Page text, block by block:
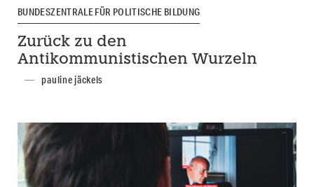
BUNDESZENTRALE FÜR POLITISCHE BILDUNG
Zurück zu den
Antikommunistischen Wurzeln
pauline jäckels